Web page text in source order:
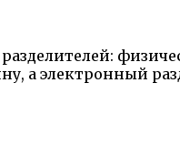
а электронный